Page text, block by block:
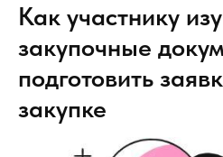
Как участнику
закупочные
подготовить
закупке